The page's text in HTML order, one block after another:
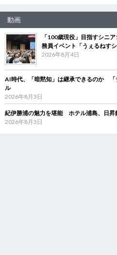
動画
「100歳現役」目指すシニ
務員イベント「うぇるねすシ
2026年8月4日
AI時代、「暗黙知」は継承できるのか 「
ル
2026年8月3日
紀伊勝浦の魅力を堪能 ホテル浦島、日昇
2026年8月3日